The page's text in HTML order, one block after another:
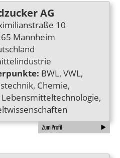
AG
10
Mannheim
BWL, VWL,
Chemie,